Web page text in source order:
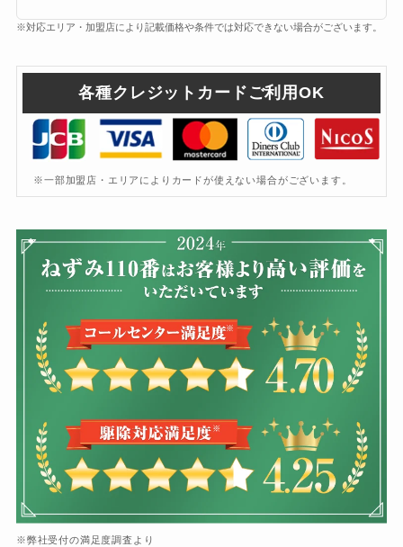
※対応エリア・加盟店により記載価格や条件では対応できない場合がございます。
各種クレジットカードご利用OK
※一部加盟店・エリアによりカードが使えない場合がございます。
※弊社受付の満足度調査より